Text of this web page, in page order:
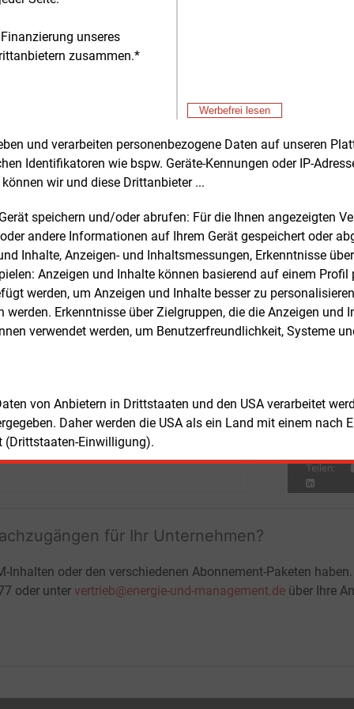
unseres
zusammen.*
Werbefrei lesen
und verarbeiten personenbezogene Daten auf unseren
Identifikatoren wie bspw. Geräte-Kennungen oder IP-
wir und diese Drittanbieter ...
speichern und/oder abrufen: Für die Ihnen angezeigten
andere Informationen auf Ihrem Gerät gespeichert oder
Inhalte, Anzeigen- und Inhaltsmessungen, Erkenntnisse
Anzeigen und Inhalte können basierend auf einem Profil
werden, um Anzeigen und Inhalte besser zu
werden. Erkenntnisse über Zielgruppen, die die Anzeigen und
verwendet werden, um Benutzerfreundlichkeit, Systeme
von Anbietern in Drittstaaten und den USA verarbeitet
Daher werden die USA als ein Land mit einem nach
(Drittstaaten-Einwilligung).
Die Leitungstrasse ist nun
von Halle (Saale) über Wolkrams­
in Thüringen bis zum Erfurter Ortsteil
der bestehenden 220-kV-Leitung
Anschließend ist der Rückbau der
geplant.
der Südharzleitung.
E&M
E&M
E&M
Teilen:
für Ihr Unternehmen?
oder den verschiedenen Abonnement-Paketen haben.
oder unter vertrieb@energie-und-management.de über Ihre